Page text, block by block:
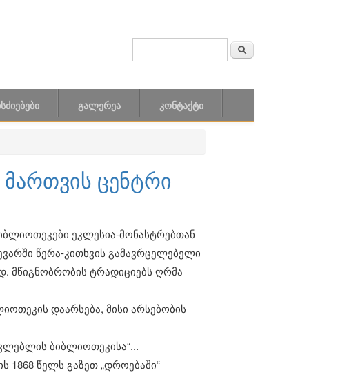
SEARCH FORM
ᲒᲐᲚᲔᲠᲔᲐ ᲙᲝᲜᲢᲐᲥᲢᲘ
ცენტრი
ეკლესია-მონასტრებთან
წერა-კითხვის გამავრცელებელი
მწიგნობრობის ტრადიციებს ღრმა
დაარსება, მისი არსებობის
ბიბლიოთეკისა“...
1868 წელს გაზეთ „დროებაში“